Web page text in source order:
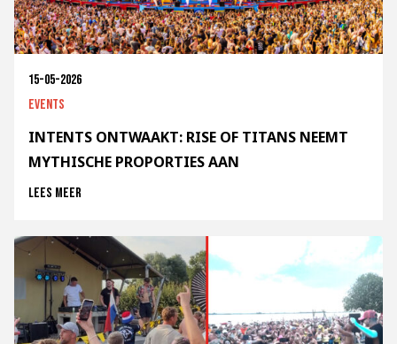
15-05-2026
Events
INTENTS ONTWAAKT: RISE OF TITANS NEEMT
MYTHISCHE PROPORTIES AAN
Lees meer